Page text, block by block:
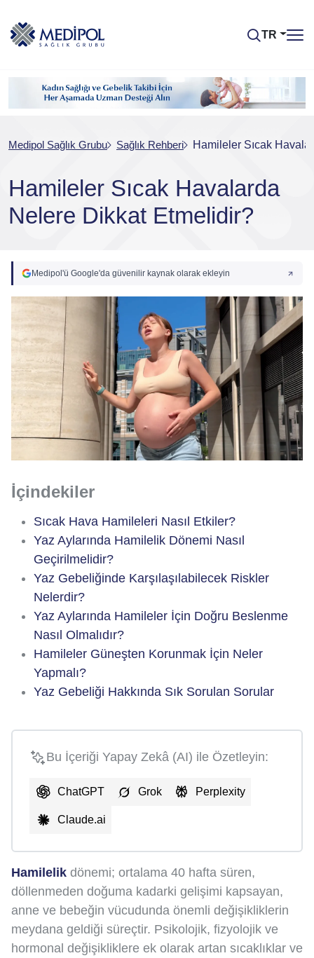
TR
Medipol Sağlık Grubu Sağlık Rehberi Hamileler Sıcak
Hamileler Sıcak Havalarda
Nelere Dikkat Etmelidir?
Medipol'ü Google'da güvenilir kaynak olarak ekleyin
İçindekiler
Sıcak Hava Hamileleri Nasıl Etkiler?
Yaz Aylarında Hamilelik Dönemi Nasıl
Geçirilmelidir?
Yaz Gebeliğinde Karşılaşılabilecek Riskler
Nelerdir?
Yaz Aylarında Hamileler İçin Doğru Beslenme
Nasıl Olmalıdır?
Hamileler Güneşten Korunmak İçin Neler
Yapmalı?
Yaz Gebeliği Hakkında Sık Sorulan Sorular
Bu İçeriği Yapay Zekâ (AI) ile Özetleyin:
ChatGPT Grok Perplexity
Claude.ai
Hamilelik dönemi; ortalama 40 hafta süren,
döllenmeden doğuma kadarki gelişimi kapsayan,
anne ve bebeğin vücudunda önemli değişikliklerin
meydana geldiği süreçtir. Psikolojik, fizyolojik ve
hormonal değişikliklere ek olarak artan sıcaklıklar ve